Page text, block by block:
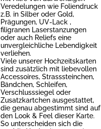
Veredelungen wie Foliendruck
z.B. in Silber oder Gold,
Prägungen, UV-Lack ,
filigranen Laserstanzungen
oder auch Reliefs eine
unvergleichliche Lebendigkeit
verliehen.
Viele unserer Hochzeitskarten
sind zusätzlich mit liebevollen
Accessoires, Strasssteinchen,
Bändchen, Schleifen,
Verschlusssiegel oder
Zusatzkartchen ausgestattet,
die genau abgestimmt sind auf
den Look & Feel dieser Karte.
So unterscheiden sich die